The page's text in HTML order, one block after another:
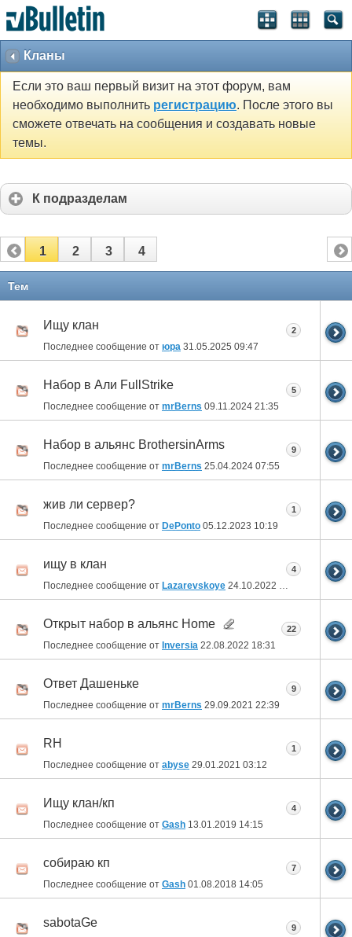
Кланы
Если это ваш первый визит на этот форум, вам
необходимо выполнить регистрацию. После этого вы
сможете отвечать на сообщения и создавать новые
темы.
К подразделам
1 2 3 4
Тем
Ищу клан
Последнее сообщение от юра 31.05.2025 09:47
2
Набор в Али FullStrike
Последнее сообщение от mrBerns 09.11.2024 21:35
5
Набор в альянс BrothersinArms
Последнее сообщение от mrBerns 25.04.2024 07:55
9
жив ли сервер?
Последнее сообщение от DePonto 05.12.2023 10:19
1
ищу в клан
Последнее сообщение от Lazarevskoye 24.10.2022 01:09
4
Открыт набор в альянс Home
Последнее сообщение от Inversia 22.08.2022 18:31
22
Ответ Дашеньке
Последнее сообщение от mrBerns 29.09.2021 22:39
9
RH
Последнее сообщение от abyse 29.01.2021 03:12
1
Ищу клан/кп
Последнее сообщение от Gash 13.01.2019 14:15
4
собираю кп
Последнее сообщение от Gash 01.08.2018 14:05
7
sabotaGe 9